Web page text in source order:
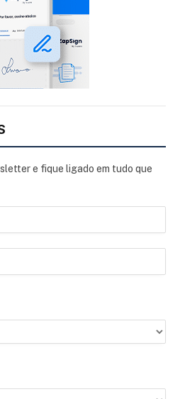
e fique ligado em tudo que